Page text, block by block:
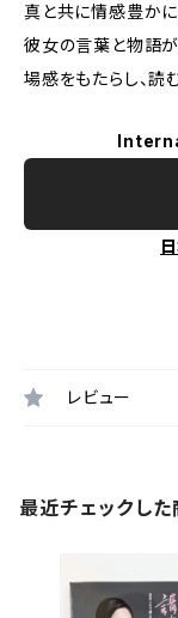
真と共に情感豊かに
彼女の言葉と物語
場感をもたらし、読
レビュー
最近チェックした